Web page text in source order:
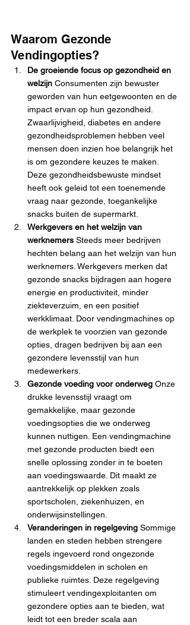
Waarom Gezonde
Vendingopties?
De groeiende focus op gezondheid en
welzijn Consumenten zijn bewuster
geworden van hun eetgewoonten en de
impact ervan op hun gezondheid.
Zwaarlijvigheid, diabetes en andere
gezondheidsproblemen hebben veel
mensen doen inzien hoe belangrijk het
is om gezondere keuzes te maken.
Deze gezondheidsbewuste mindset
heeft ook geleid tot een toenemende
vraag naar gezonde, toegankelijke
snacks buiten de supermarkt.
Werkgevers en het welzijn van
werknemers Steeds meer bedrijven
hechten belang aan het welzijn van hun
werknemers. Werkgevers merken dat
gezonde snacks bijdragen aan hogere
energie en productiviteit, minder
ziekteverzuim, en een positief
werkklimaat. Door vendingmachines op
de werkplek te voorzien van gezonde
opties, dragen bedrijven bij aan een
gezondere levensstijl van hun
medewerkers.
Gezonde voeding voor onderweg Onze
drukke levensstijl vraagt om
gemakkelijke, maar gezonde
voedingsopties die we onderweg
kunnen nuttigen. Een vendingmachine
met gezonde producten biedt een
snelle oplossing zonder in te boeten
aan voedingswaarde. Dit maakt ze
aantrekkelijk op plekken zoals
sportscholen, ziekenhuizen, en
onderwijsinstellingen.
Veranderingen in regelgeving Sommige
landen en steden hebben strengere
regels ingevoerd rond ongezonde
voedingsmiddelen in scholen en
publieke ruimtes. Deze regelgeving
stimuleert vendingexploitanten om
gezondere opties aan te bieden, wat
leidt tot een breder scala aan